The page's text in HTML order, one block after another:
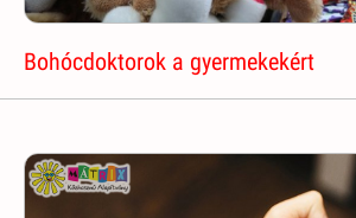
Bohócdoktorok a gyermekekért